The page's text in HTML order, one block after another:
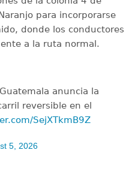
para incorporarse
donde los conductores
a la ruta normal.
anuncia la
reversible en el
SejXTkmB9Z
5, 2026